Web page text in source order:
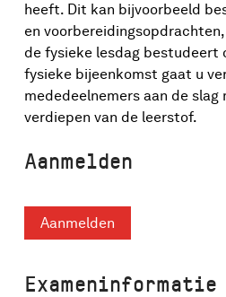
heeft. Dit kan bijvoorbeeld
en
de fysieke lesdag bestudeert
fysieke bijeenkomst gaat u
mededeelnemers aan de
verdiepen van de leerstof.
Aanmelden
Aanmelden
Exameninformatie